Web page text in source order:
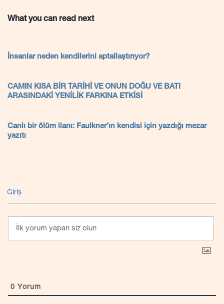
What you can read next
İnsanlar neden kendilerini aptallaştırıyor?
CAMIN KISA BİR TARİHİ VE ONUN DOĞU VE BATI
ARASINDAKİ YENİLİK FARKINA ETKİSİ
Canlı bir ölüm ilanı: Faulkner’ın kendisi için yazdığı mezar
yazıtı
Giriş
0 Yorum